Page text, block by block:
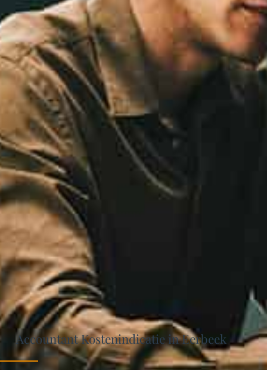
Accountant Kostenindicatie in Eerbeek